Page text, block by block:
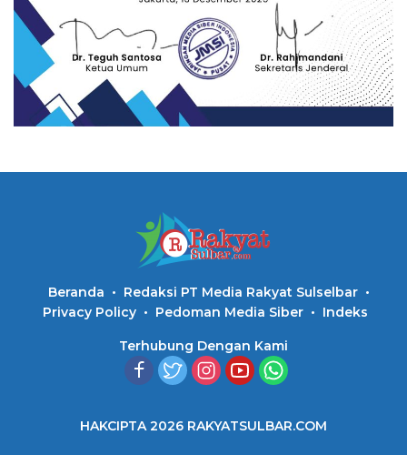
Beranda
Redaksi PT Media Rakyat Sulselbar
Privacy Policy
Pedoman Media Siber Indeks
Terhubung Dengan Kami
HAKCIPTA 2026 RAKYATSULBAR.COM